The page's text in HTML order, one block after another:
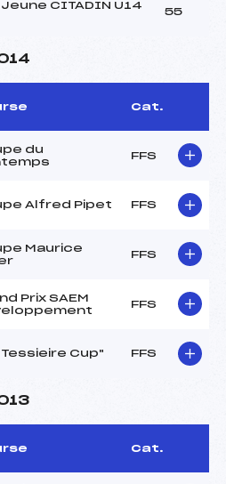
CITADIN U14
55
Cat.
du
FFS
Alfred Pipet FFS
Maurice
FFS
Prix SAEM
FFS
Tessieire Cup" FFS
Cat.